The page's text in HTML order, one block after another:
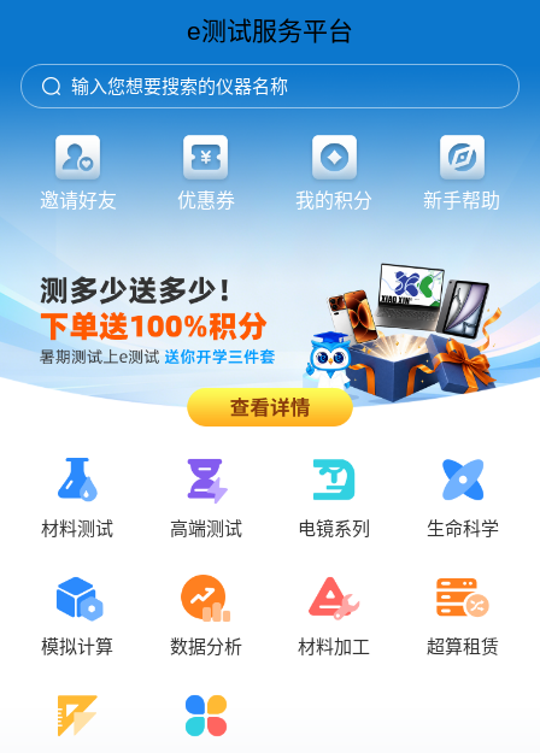
e测试服务平台
输入您想要搜索的仪器名称
邀请好友 优惠券 我的积分 新手帮助
材料测试 高端测试 电镜系列 生命科学
模拟计算 数据分析 材料加工 超算租赁